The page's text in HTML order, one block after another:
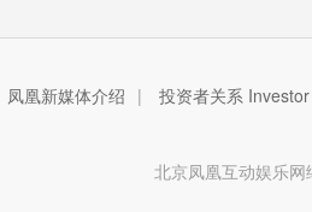
凤凰新媒体介绍 | 投资者关系
北京凤凰互动娱乐